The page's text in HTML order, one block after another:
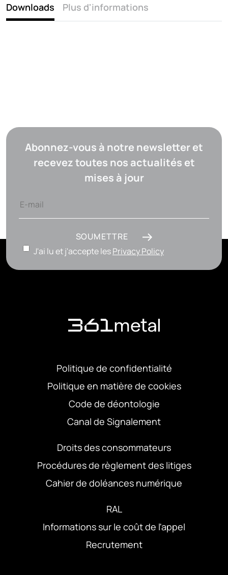
Downloads Plus d'informations
Abonnez-vous à notre newsletter et
recevez toutes nos actualités et
mises à jour
SOUMETTRE
J'ai lu et j'accepte lesPrivacy Policy
Politique de confidentialité
Politique en matière de cookies
Code de déontologie
Canal de Signalement
Droits des consommateurs
Procédures de règlement des litiges
Cahier de doléances numérique
RAL
Informations sur le coût de l'appel
Recrutement